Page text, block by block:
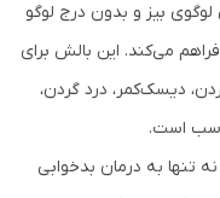
لوگوی بیز و بدون درج لوگو
می‌کند. این بالش برای
دیسک‌کمر، درد گردن،
است.
تنها به درمان بدخوابی